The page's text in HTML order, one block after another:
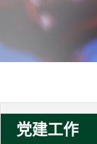
党建工作